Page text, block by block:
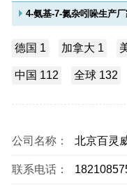
4-氨基-7-氮杂吲哚生产
德国 1 加拿大 1
中国 112 全球 132
公司名称： 北京百灵
联系电话：